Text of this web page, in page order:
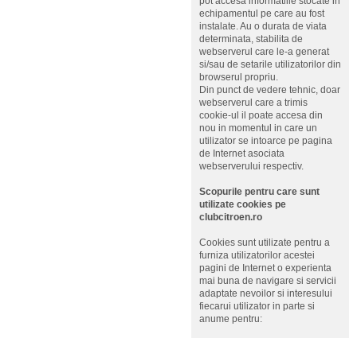
echipamentul pe care au fost
instalate. Au o durata de viata
determinata, stabilita de
webserverul care le-a generat
si/sau de setarile utilizatorilor din
browserul propriu.
Din punct de vedere tehnic, doar
webserverul care a trimis
cookie-ul il poate accesa din
nou in momentul in care un
utilizator se intoarce pe pagina
de Internet asociata
webserverului respectiv.
Scopurile pentru care sunt
utilizate cookies pe
clubcitroen.ro
Cookies sunt utilizate pentru a
furniza utilizatorilor acestei
pagini de Internet o experienta
mai buna de navigare si servicii
adaptate nevoilor si interesului
fiecarui utilizator in parte si
anume pentru: